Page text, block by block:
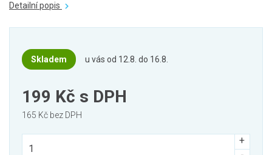
Detailní popis
Skladem u vás od 12.8. do 16.8.
199 Kč s DPH
165 Kč bez DPH